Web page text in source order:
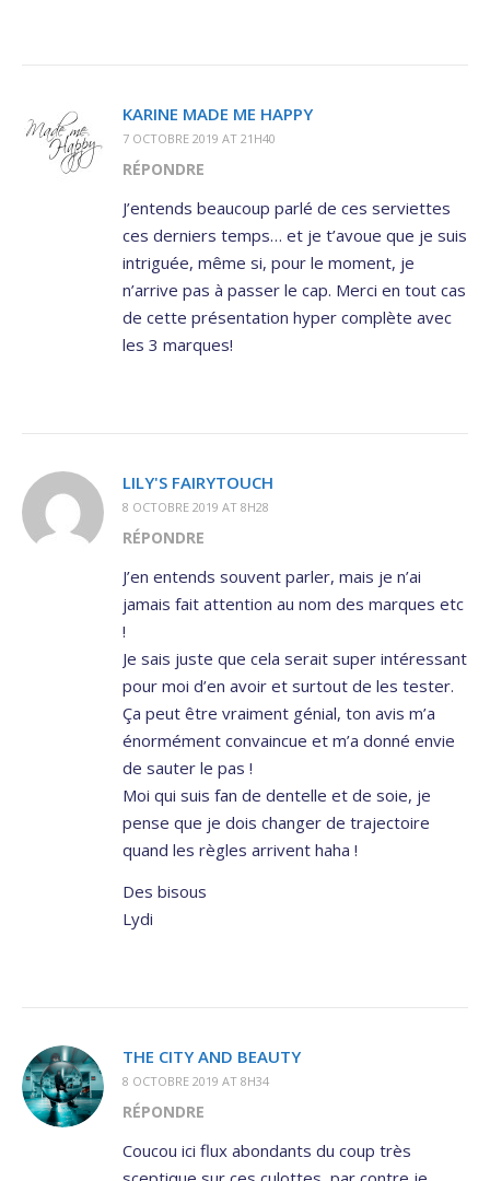
KARINE MADE ME HAPPY
7 OCTOBRE 2019 AT 21H40
RÉPONDRE
J’entends beaucoup parlé de ces serviettes
ces derniers temps… et je t’avoue que je suis
intriguée, même si, pour le moment, je
n’arrive pas à passer le cap. Merci en tout cas
de cette présentation hyper complète avec
les 3 marques!
LILY'S FAIRYTOUCH
8 OCTOBRE 2019 AT 8H28
RÉPONDRE
J’en entends souvent parler, mais je n’ai
jamais fait attention au nom des marques etc
!
Je sais juste que cela serait super intéressant
pour moi d’en avoir et surtout de les tester.
Ça peut être vraiment génial, ton avis m’a
énormément convaincue et m’a donné envie
de sauter le pas !
Moi qui suis fan de dentelle et de soie, je
pense que je dois changer de trajectoire
quand les règles arrivent haha !
Des bisous
Lydi
THE CITY AND BEAUTY
8 OCTOBRE 2019 AT 8H34
RÉPONDRE
Coucou ici flux abondants du coup très